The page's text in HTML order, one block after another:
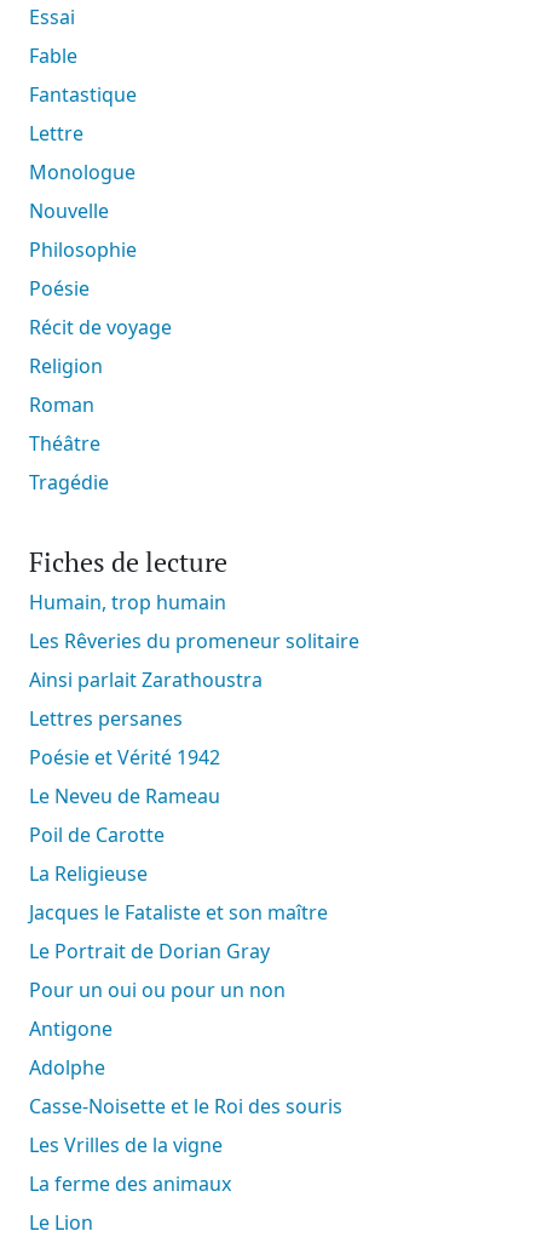
Essai
Fable
Fantastique
Lettre
Monologue
Nouvelle
Philosophie
Poésie
Récit de voyage
Religion
Roman
Théâtre
Tragédie
Fiches de lecture
Humain, trop humain
Les Rêveries du promeneur solitaire
Ainsi parlait Zarathoustra
Lettres persanes
Poésie et Vérité 1942
Le Neveu de Rameau
Poil de Carotte
La Religieuse
Jacques le Fataliste et son maître
Le Portrait de Dorian Gray
Pour un oui ou pour un non
Antigone
Adolphe
Casse-Noisette et le Roi des souris
Les Vrilles de la vigne
La ferme des animaux
Le Lion